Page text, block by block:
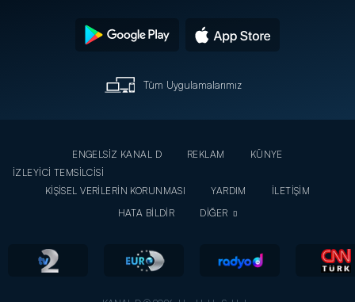
Tüm Uygulamalarımız
ENGELSİZ KANAL D REKLAM
KÜNYE
İZLEYİCİ TEMSİLCİSİ
KİŞİSEL VERİLERİN KORUNMASI
YARDIM
İLETİŞİM
HATA BİLDİR
DİĞER